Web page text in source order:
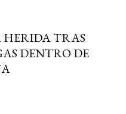
HERIDA TRAS
DENTRO DE